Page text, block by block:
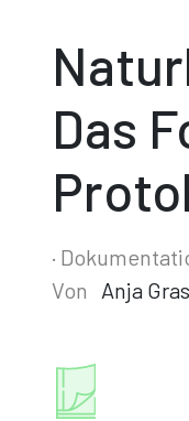
Das
·
Von
Anja Gras